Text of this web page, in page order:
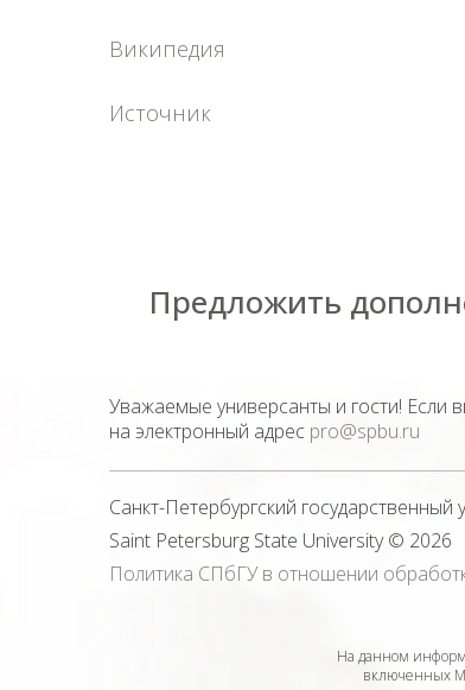
Википедия
Источник
Предложить
На данном
включенных
Политика СПбГУ в отношении
Saint Petersburg State University© 2026
Уважаемые универсанты и гости! Если
на электронный адрес pro@spbu.ru
Санкт-Петербургский государственный